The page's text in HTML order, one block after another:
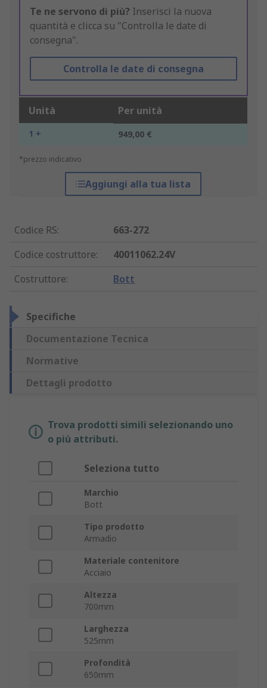
Te ne servono di più? Inserisci la nuova
quantità e clicca su "Controlla le date di
consegna".
Controlla le date di consegna
Unità Per unità
1 + 949,00 €
*prezzo indicativo
Aggiungi alla tua lista
Codice RS:
663-272
Codice costruttore:
40011062.24V
Costruttore: Bott
Specifiche
Documentazione Tecnica
Normative
Dettagli prodotto
Trova prodotti simili selezionando uno
o più attributi.
Seleziona tutto
Marchio
Bott
Tipo prodotto
Armadio
Materiale contenitore
Acciaio
Altezza
700mm
Larghezza
525mm
Profondità
650mm